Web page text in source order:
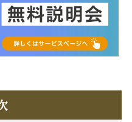
報
ー
手術キャンセルポリシー
当医院への営業の窓口について